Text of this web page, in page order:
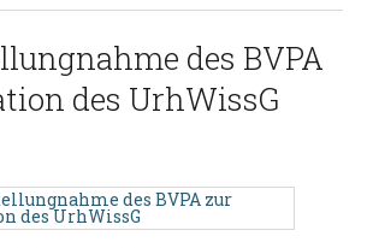
des BVPA
des UrhWissG